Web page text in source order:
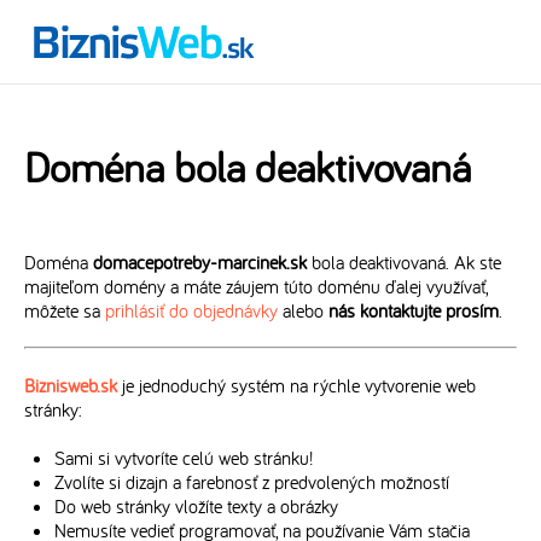
Doména bola deaktivovaná
Doména domacepotreby-marcinek.skbola deaktivovaná. Ak ste
majiteľom domény a máte záujem túto doménu ďalej využívať,
môžete sa prihlásiť do objednávky alebo nás kontaktujte prosím.
Biznisweb.skje jednoduchý systém na rýchle vytvorenie web
stránky:
Sami si vytvoríte celú web stránku!
Zvolíte si dizajn a farebnosť z predvolených možností
Do web stránky vložíte texty a obrázky
Nemusíte vedieť programovať, na používanie Vám stačia